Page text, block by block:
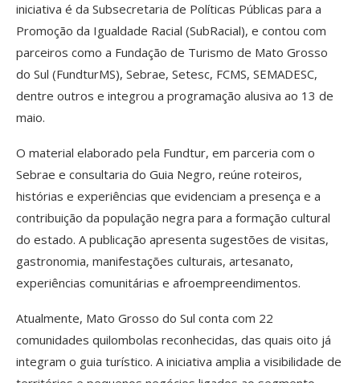
iniciativa é da Subsecretaria de Políticas Públicas para a
Promoção da Igualdade Racial (SubRacial), e contou com
parceiros como a Fundação de Turismo de Mato Grosso
do Sul (FundturMS), Sebrae, Setesc, FCMS, SEMADESC,
dentre outros e integrou a programação alusiva ao 13 de
maio.
O material elaborado pela Fundtur, em parceria com o
Sebrae e consultaria do Guia Negro, reúne roteiros,
histórias e experiências que evidenciam a presença e a
contribuição da população negra para a formação cultural
do estado. A publicação apresenta sugestões de visitas,
gastronomia, manifestações culturais, artesanato,
experiências comunitárias e afroempreendimentos.
Atualmente, Mato Grosso do Sul conta com 22
comunidades quilombolas reconhecidas, das quais oito já
integram o guia turístico. A iniciativa amplia a visibilidade de